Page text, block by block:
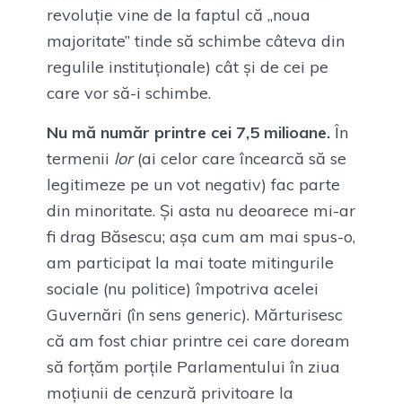
revoluție vine de la faptul că „noua
majoritate” tinde să schimbe câteva din
regulile instituționale) cât și de cei pe
care vor să-i schimbe.
Nu mă număr printre cei 7,5 milioane. În
termenii lor(ai celor care încearcă să se
legitimeze pe un vot negativ) fac parte
din minoritate. Și asta nu deoarece mi-ar
fi drag Băsescu; așa cum am mai spus-o,
am participat la mai toate mitingurile
sociale (nu politice) împotriva acelei
Guvernări (în sens generic). Mărturisesc
că am fost chiar printre cei care doream
să forțăm porțile Parlamentului în ziua
moțiunii de cenzură privitoare la